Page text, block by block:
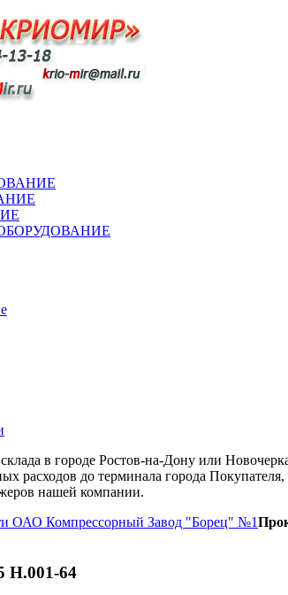
в городе Ростов-на-Дону или
расходов до терминала города
нашей компании.
ОАО Компрессорный Завод "Борец" №1
Н.001-64